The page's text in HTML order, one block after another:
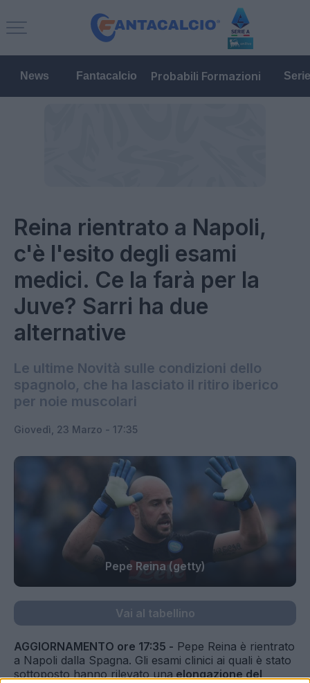
News Fantacalcio Probabili Formazioni
Reina rientrato a Napoli,
c'è l'esito degli esami
medici. Ce la farà per la
Juve? Sarri ha due
alternative
Le ultime Novità sulle condizioni dello
spagnolo, che ha lasciato il ritiro iberico
per noie muscolari
Giovedì, 23 Marzo - 17:35
Pepe Reina (getty)
Vai al tabellino
AGGIORNAMENTO ore 17:35 - Pepe Reina è rientrato
a Napoli dalla Spagna. Gli esami clinici ai quali è stato
sottoposto hanno rilevato una elongazione del